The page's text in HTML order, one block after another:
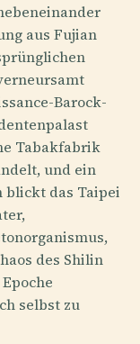
aus Fujian
Barock-
Tabakfabrik
und ein
blickt das Taipei
des Shilin
selbst zu